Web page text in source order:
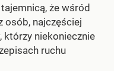
że wśród
osób, najczęściej
niekoniecznie
ruchu